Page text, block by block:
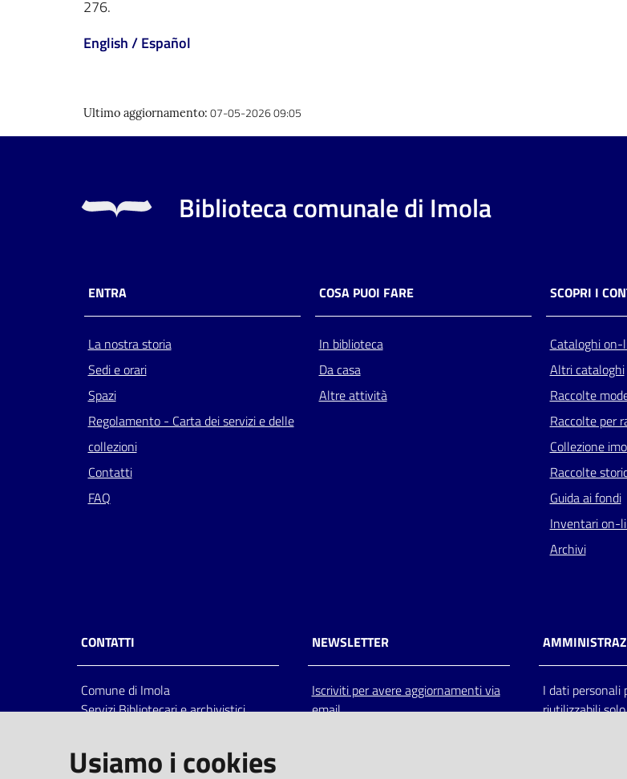
276.
English / Español
Ultimo aggiornamento: 07-05-2026 09:05
Biblioteca comunale di Imola
ENTRA
La nostra storia
Sedi e orari
Spazi
Regolamento - Carta dei servizi e delle
collezioni
Contatti
FAQ
COSA PUOI FARE
In biblioteca
Da casa
Altre attività
SCOPRI I
Cataloghi on-
Altri cataloghi
Raccolte
Raccolte per
Collezione
Raccolte
Guida ai fondi
Inventari on-
Archivi
CONTATTI
Comune di Imola
Servizi Bibliotecari e archivistici
Italia
centralino: tel 0542.6026.36 fax
NEWSLETTER
Iscriviti per avere aggiornamenti via
email
I dati personali
riutilizzabili
Usiamo i cookies